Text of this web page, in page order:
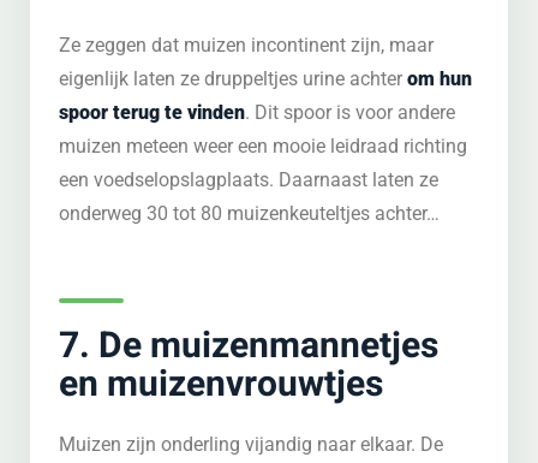
Ze zeggen dat muizen incontinent zijn, maar
eigenlijk laten ze druppeltjes urine achter om hun
spoor terug te vinden. Dit spoor is voor andere
muizen meteen weer een mooie leidraad richting
een voedselopslagplaats. Daarnaast laten ze
onderweg 30 tot 80 muizenkeuteltjes achter…
7. De muizenmannetjes
en muizenvrouwtjes
Muizen zijn onderling vijandig naar elkaar. De